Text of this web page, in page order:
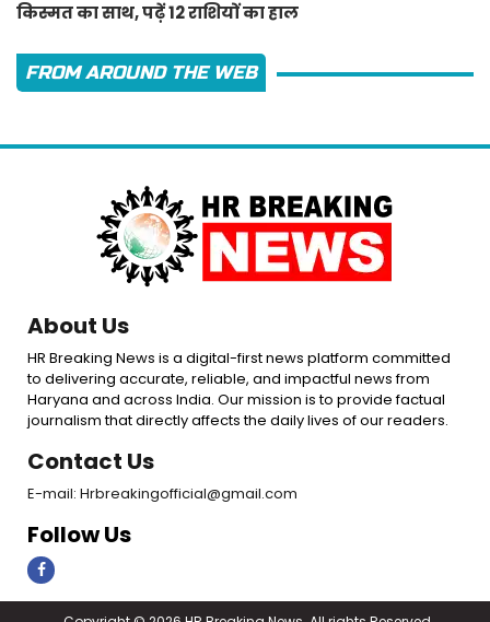
किस्मत का साथ, पढ़ें 12 राशियों का हाल
FROM AROUND THE WEB
About Us
HR Breaking News is a digital-first news platform committed
to delivering accurate, reliable, and impactful news from
Haryana and across India. Our mission is to provide factual
journalism that directly affects the daily lives of our readers.
Contact Us
E-mail: Hrbreakingofficial@gmail.com
Follow Us